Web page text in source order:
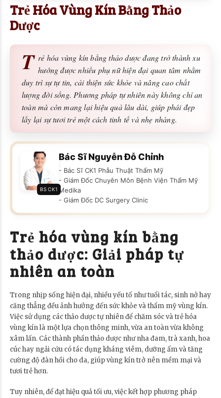
Trẻ Hóa Vùng Kín Bằng Thảo
Dược
T rẻ hóa vùng kín bằng thảo dược đang trở thành xu
hướng được nhiều phụ nữ hiện đại quan tâm nhằm
duy trì sự tự tin, cải thiện sức khỏe và nâng cao chất
lượng đời sống. Phương pháp tự nhiên này không chỉ an
toàn mà còn mang lại hiệu quả lâu dài, giúp phái đẹp
lấy lại sự tươi trẻ một cách tinh tế và nhẹ nhàng.
BS CK1
Bác Sĩ Nguyễn Đỗ Chỉnh
- Bác Sĩ CK1 Phẫu Thuật Thẩm Mỹ
- Giám Đốc Chuyên Môn Bệnh Viện Thẩm Mỹ
Medika
- Giám Đốc DC Surgery Clinic
Trẻ hóa vùng kín bằng
thảo dược: Giải pháp tự
nhiên an toàn
Trong nhịp sống hiện đại, nhiều yếu tố như tuổi tác, sinh nở hay
căng thẳng đều ảnh hưởng đến sức khỏe và thẩm mỹ vùng kín.
Việc sử dụng các thảo dược tự nhiên để chăm sóc và trẻ hóa
vùng kín là một lựa chọn thông minh, vừa an toàn vừa không
xâm lấn. Các thành phần thảo dược như nha đam, trà xanh, hoa
cúc hay ngải cứu có tác dụng kháng viêm, dưỡng ẩm và tăng
cường độ đàn hồi cho da, giúp vùng kín trở nên mềm mại và
tươi trẻ hơn.
Tuy nhiên, để đạt hiệu quả tối ưu, việc kết hợp phương pháp